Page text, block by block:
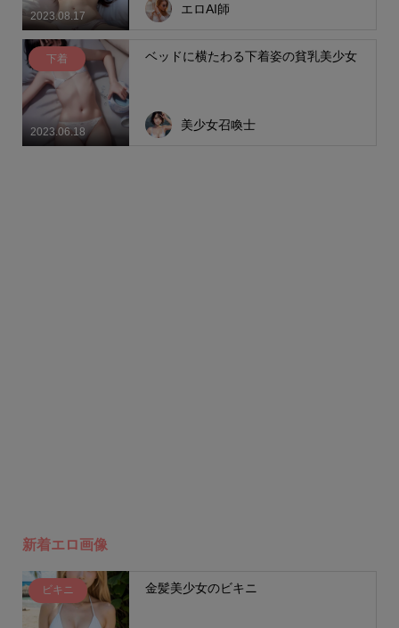
2023.08.17
エロAI師
2023.06.18
下着 ベッドに横たわる下着姿の貧乳美少女
美少女召喚士
新着エロ画像
ビキニ 金髪美少女のビキニ